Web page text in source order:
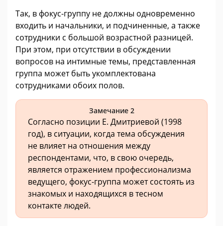
Так, в фокус-группу не должны одновременно
входить и начальники, и подчиненные, а также
сотрудники с большой возрастной разницей.
При этом, при отсутствии в обсуждении
вопросов на интимные темы, представленная
группа может быть укомплектована
сотрудниками обоих полов.
Замечание 2
Согласно позиции Е. Дмитриевой (1998
год), в ситуации, когда тема обсуждения
не влияет на отношения между
респондентами, что, в свою очередь,
является отражением профессионализма
ведущего, фокус-группа может состоять из
знакомых и находящихся в тесном
контакте людей.